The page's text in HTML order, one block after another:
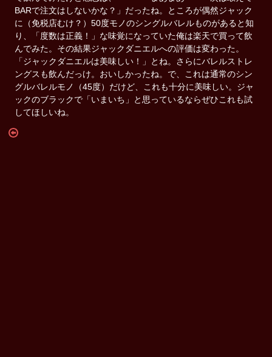
BARで注文はしないかな？」だったね。ところが偶然ジャック
に（免税店むけ？）50度モノのシングルバレルものがあると知
り、「度数は正義！」な味覚になっていた俺は楽天で買って飲
んでみた。その結果ジャックダニエルへの評価は変わった。
「ジャックダニエルは美味しい！」とね。さらにバレルストレ
ングスも飲んだっけ。おいしかったね。で、これは通常のシン
グルバレルモノ（45度）だけど、これも十分に美味しい。ジャ
ックのブラックで「いまいち」と思っているならぜひこれも試
してほしいね。